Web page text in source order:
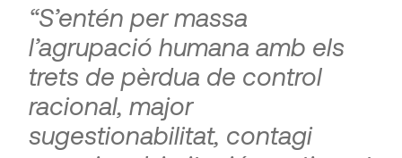
“S’entén per massa
l’agrupació humana amb els
trets de pèrdua de control
racional, major
sugestionabilitat, contagi